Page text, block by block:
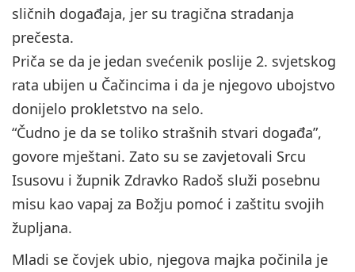
sličnih događaja, jer su tragična stradanja
prečesta.
Priča se da je jedan svećenik poslije 2. svjetskog
rata ubijen u Čačincima i da je njegovo ubojstvo
donijelo prokletstvo na selo.
“Čudno je da se toliko strašnih stvari događa”,
govore mještani. Zato su se zavjetovali Srcu
Isusovu i župnik Zdravko Radoš služi posebnu
misu kao vapaj za Božju pomoć i zaštitu svojih
župljana.
Mladi se čovjek ubio, njegova majka počinila je